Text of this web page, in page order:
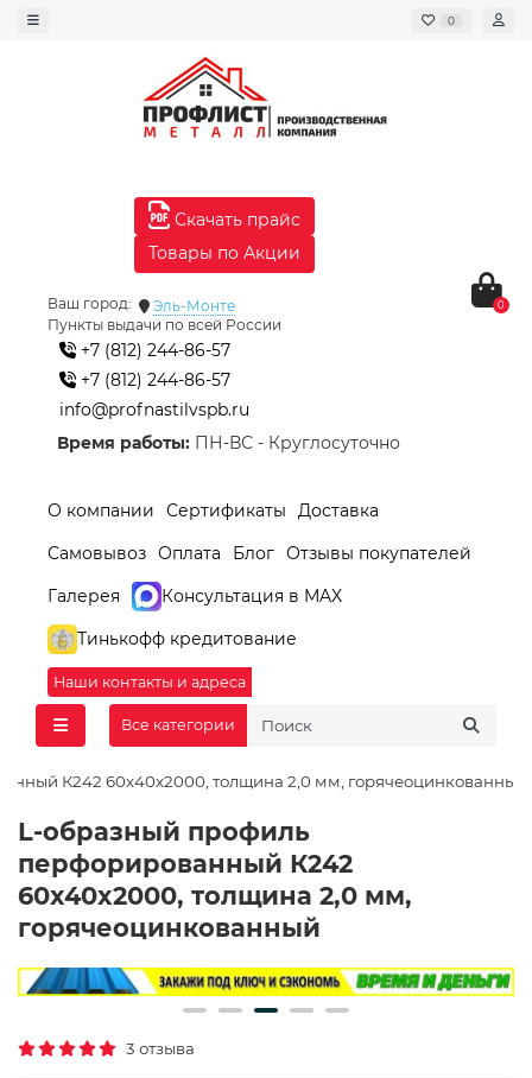
0
Скачать прайс
Товары по Акции
Ваш город:
Эль-Монте
Пункты выдачи по всей России
+7 (812) 244-86-57
+7 (812) 244-86-57
info@profnastilvspb.ru
Время работы: ПН-ВС - Круглосуточно
0
О компании Сертификаты
Доставка
Самовывоз Оплата Блог Отзывы покупателей
Галерея
Консультация в MAX
Тинькофф кредитование
Наши контакты и адреса
Все категории
К242 60x40x2000, толщина 2,0 мм, горячеоцинкованный
L-образный профиль
перфорированный К242
60x40x2000, толщина 2,0 мм,
горячеоцинкованный
3 отзыва